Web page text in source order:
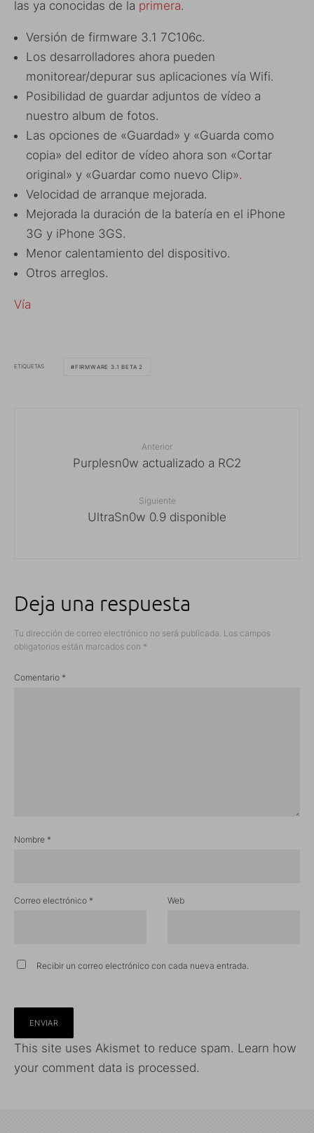
las ya conocidas de la primera.
Versión de firmware 3.1 7C106c.
Los desarrolladores ahora pueden
monitorear/depurar sus aplicaciones vía Wifi.
Posibilidad de guardar adjuntos de vídeo a
nuestro album de fotos.
Las opciones de «Guardad» y «Guarda como
copia» del editor de vídeo ahora son «Cortar
original» y «Guardar como nuevo Clip».
Velocidad de arranque mejorada.
Mejorada la duración de la batería en el iPhone
3G y iPhone 3GS.
Menor calentamiento del dispositivo.
Otros arreglos.
Vía
ETIQUETAS FIRMWARE 3.1 BETA 2
Anterior
Purplesn0w actualizado a RC2
Siguiente
UltraSn0w 0.9 disponible
Deja una respuesta
Tu dirección de correo electrónico no será publicada. Los campos
obligatorios están marcados con *
Comentario *
Nombre *
Correo electrónico * Web
Recibir un correo electrónico con cada nueva entrada.
This site uses Akismet to reduce spam. Learn how
your comment data is processed.